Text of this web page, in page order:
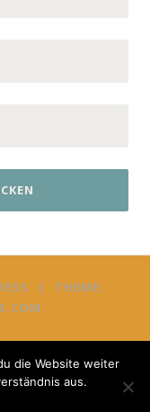
|
THEME:
.
die Website weiter
aus.